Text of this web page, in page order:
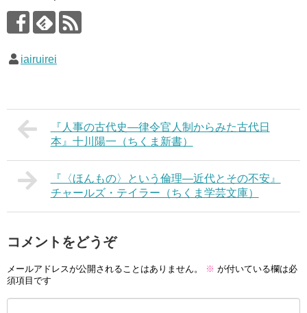
iairuirei
『人事の古代史―律令官人制からみた古代日
本』十川陽一（ちくま新書）
『〈ほんもの〉という倫理―近代とその不安』
チャールズ・テイラー（ちくま学芸文庫）
コメントをどうぞ
メールアドレスが公開されることはありません。 ※ が付いている欄は必
須項目です